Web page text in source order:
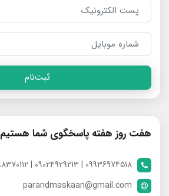
ثبت‌نام
هفت روز هفته پاسخگوی شما هستیم
09936974518 | 09024929213 | 09398370112
parandmaskaan@gmail.com